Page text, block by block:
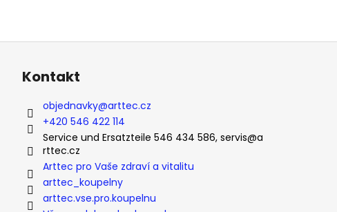
Kontakt
objednavky@arttec.cz
+420 546 422 114
Service und Ersatzteile 546 434 586, servis@a
rttec.cz
Arttec pro Vaše zdraví a vitalitu
arttec_koupelny
arttec.vse.pro.koupelnu